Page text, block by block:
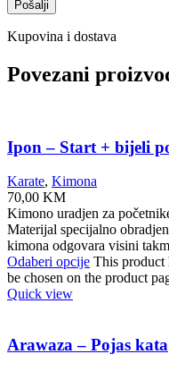
Kupovina i dostava
Povezani
Ipon – Start + bijeli
Karate, Kimona
70,00 KM
Kimono uradjen za
Materijal specijalno
kimona odgovara visini
Odaberi opcije This product
be chosen on the product
Quick view
Arawaza – Pojas kata